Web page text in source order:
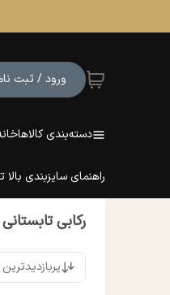
ورود / ثبت
دسته‌بندی کالاها
راهنمای سایزبندی بالا
رکابی تابستانی
پربازدیدترین